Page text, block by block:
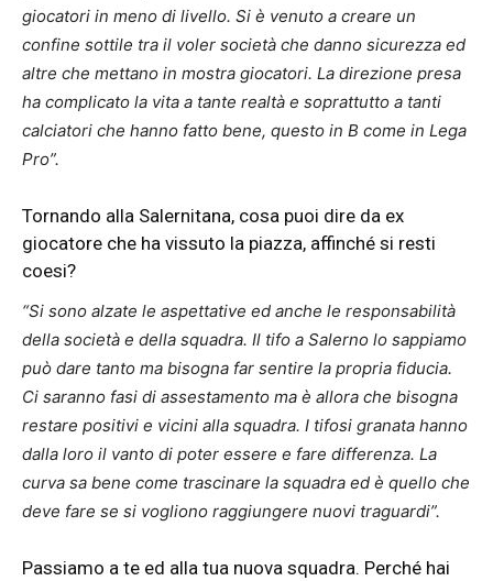
giocatori in meno di livello. Si è venuto a creare un
confine sottile tra il voler società che danno sicurezza ed
altre che mettano in mostra giocatori. La direzione presa
ha complicato la vita a tante realtà e soprattutto a tanti
calciatori che hanno fatto bene, questo in B come in Lega
Pro”.
Tornando alla Salernitana, cosa puoi dire da ex
giocatore che ha vissuto la piazza, affinché si resti
coesi?
“Si sono alzate le aspettative ed anche le responsabilità
della società e della squadra. Il tifo a Salerno lo sappiamo
può dare tanto ma bisogna far sentire la propria fiducia.
Ci saranno fasi di assestamento ma è allora che bisogna
restare positivi e vicini alla squadra. I tifosi granata hanno
dalla loro il vanto di poter essere e fare differenza. La
curva sa bene come trascinare la squadra ed è quello che
deve fare se si vogliono raggiungere nuovi traguardi”.
Passiamo a te ed alla tua nuova squadra. Perché hai